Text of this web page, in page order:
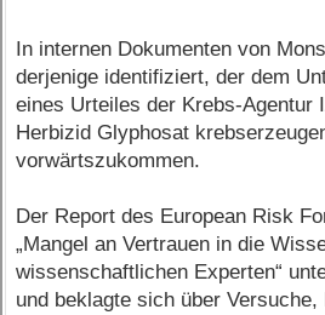
In internen Dokumenten von
derjenige identifiziert, der dem
eines Urteiles der Krebs-Agentur
Herbizid Glyphosat
vorwärtszukommen.
Der Report des European Risk
„Mangel an Vertrauen in die
wissenschaftlichen Experten“
und beklagte sich über Versuche,